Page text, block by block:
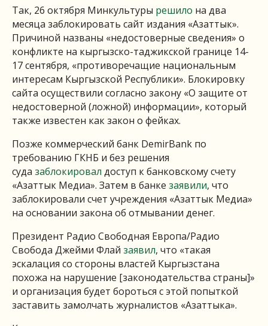
Так, 26 октября Минкультуры решило на два
месяца заблокировать сайт издания «Азаттык».
Причиной названы «недостоверные сведения» о
конфликте на кыргызско-таджикской границе 14-
17 сентября, «противоречащие национальным
интересам Кыргызской Республики». Блокировку
сайта осуществили согласно закону «О защите от
недостоверной (ложной) информации», который
также известен как закон о фейках.
Позже коммерческий банк DemirBank по
требованию ГКНБ и без решения
суда заблокировал доступ к банковскому счету
«Азаттык Медиа». Затем в банке заявили, что
заблокировали счет учреждения «Азаттык Медиа»
на основании закона об отмывании денег.
Президент Радио Свободная Европа/Радио
Свобода Джейми Флай заявил, что «такая
эскалация со стороны властей Кыргызстана
похожа на нарушение [законодательства страны]»
и организация будет бороться с этой попыткой
заставить замолчать журналистов «Азаттыка».